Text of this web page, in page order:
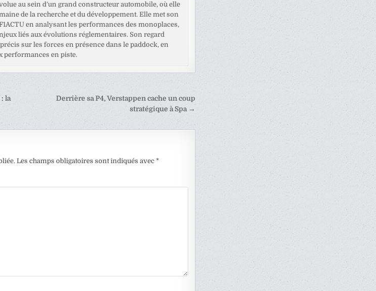
au sein d’un grand constructeur automobile, où elle
de la recherche et du développement. Elle met son
en analysant les performances des monoplaces,
liés aux évolutions réglementaires. Son regard
sur les forces en présence dans le paddock, en
performances en piste.
Derrière sa P4, Verstappen cache un coup
stratégique à Spa →
la
Les champs obligatoires sont indiqués avec *